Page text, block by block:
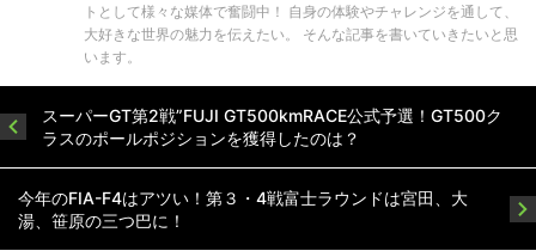
トとして様々な媒体で奮闘中！ 自身の体験やチャレンジを通して、
大好きな世界の魅力を伝えたい。 そんな記事を書いていきたいと思
います。
スーパーGT第2戦”FUJI GT500kmRACE公式予選！GT500ク
ラスのポールポジションを獲得したのは？
今年のFIA-F4はアツい！第３・4戦富士ラウンドは宮田、大
湯、笹原の三つ巴に！